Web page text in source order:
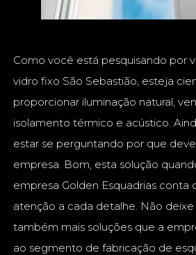
Como você está pesquisando por
vidro fixo São Sebastião, esteja
proporcionar iluminação natural,
isolamento térmico e acústico.
estar se perguntando por que
empresa. Bom, esta solução
empresa Golden Esquadrias conta
atenção a cada detalhe. Não
também mais soluções que a
ao segmento de fabricação de